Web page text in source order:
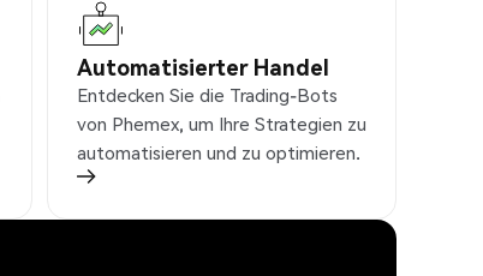
Automatisierter Handel
Entdecken Sie die Trading-Bots
von Phemex, um Ihre Strategien zu
automatisieren und zu optimieren.